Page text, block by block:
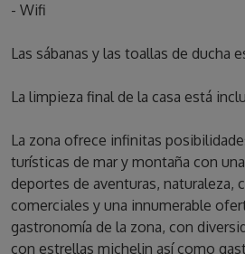
- Wifi
Las sábanas y las toallas de ducha
La limpieza final de la casa está
La zona ofrece infinitas
turísticas de mar y montaña con
deportes de aventuras, naturaleza,
comerciales y una innumerable
gastronomía de la zona, con
con estrellas michelin así como